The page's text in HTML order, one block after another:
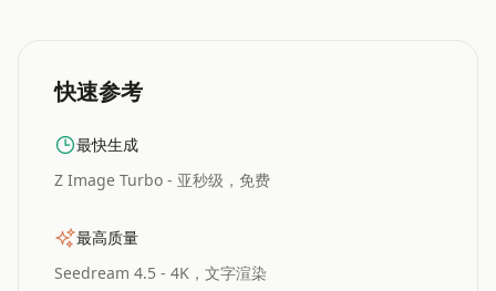
快速参考
最快生成
Z Image Turbo - 亚秒级，免费
最高质量
Seedream 4.5 - 4K，文字渲染